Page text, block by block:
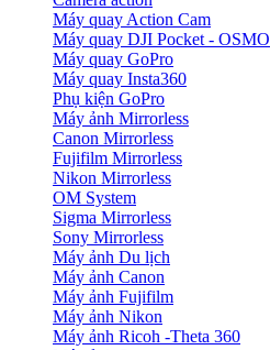
Máy quay Action Cam
Máy quay DJI Pocket - OSMO
Máy quay GoPro
Máy quay Insta360
Phụ kiện GoPro
Máy ảnh Mirrorless
Canon Mirrorless
Fujifilm Mirrorless
Nikon Mirrorless
OM System
Sigma Mirrorless
Sony Mirrorless
Máy ảnh Du lịch
Máy ảnh Canon
Máy ảnh Fujifilm
Máy ảnh Nikon
Máy ảnh Ricoh -Theta 360